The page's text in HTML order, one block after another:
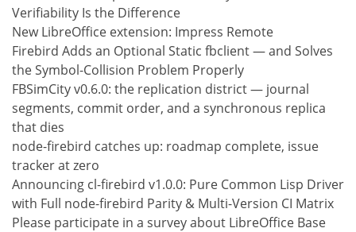
Verifiability Is the Difference
New LibreOffice extension: Impress Remote
Firebird Adds an Optional Static fbclient — and Solves
the Symbol-Collision Problem Properly
FBSimCity v0.6.0: the replication district — journal
segments, commit order, and a synchronous replica
that dies
node-firebird catches up: roadmap complete, issue
tracker at zero
Announcing cl-firebird v1.0.0: Pure Common Lisp Driver
with Full node-firebird Parity & Multi-Version CI Matrix
Please participate in a survey about LibreOffice Base